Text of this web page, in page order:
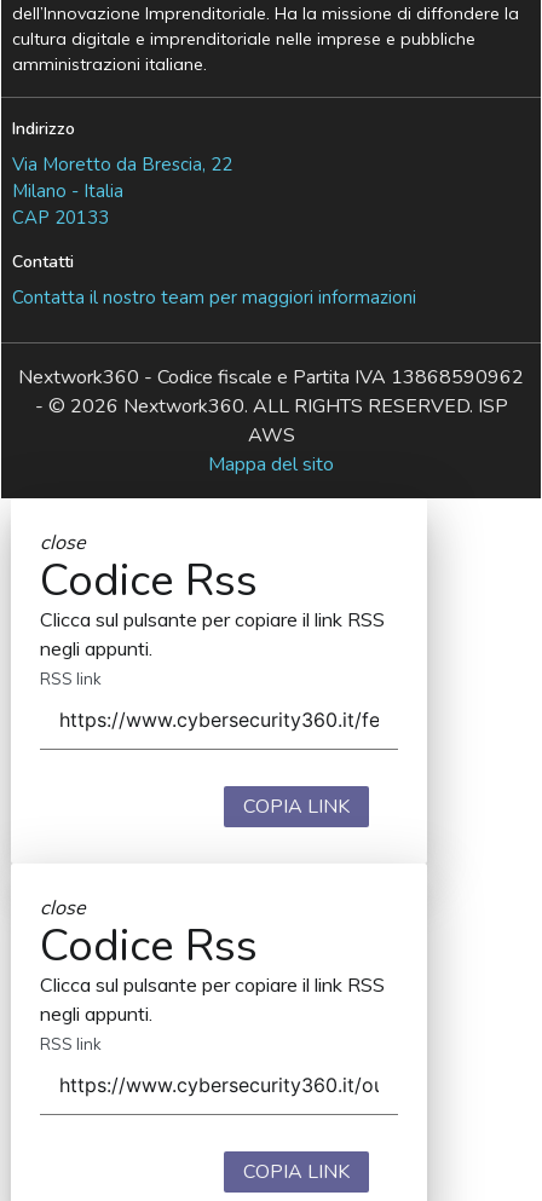
dell’Innovazione Imprenditoriale. Ha la missione di diffondere la
cultura digitale e imprenditoriale nelle imprese e pubbliche
amministrazioni italiane.
Indirizzo
Via Moretto da Brescia, 22
Milano - Italia
CAP 20133
Contatti
Contatta il nostro team per maggiori informazioni
Nextwork360 - Codice fiscale e Partita IVA 13868590962
- © 2026 Nextwork360. ALL RIGHTS RESERVED. ISP
AWS
Mappa del sito
close
Codice Rss
Clicca sul pulsante per copiare il link RSS
negli appunti.
RSS link
COPIA LINK
close
Codice Rss
Clicca sul pulsante per copiare il link RSS
negli appunti.
RSS link
COPIA LINK